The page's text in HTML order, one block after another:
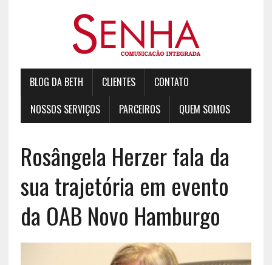
BLOG DA BETH CLIENTES
CONTATO
NOSSOS SERVIÇOS
PARCEIROS QUEM SOMOS
Rosângela Herzer fala da
sua trajetória em evento
da OAB Novo Hamburgo